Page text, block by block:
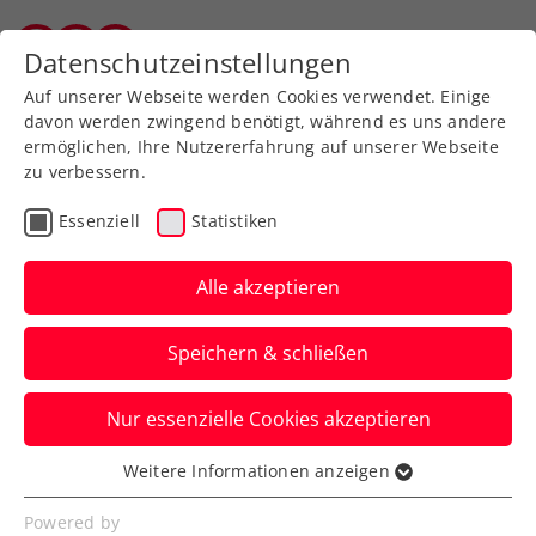
Zurück zur Newsübersicht
ITF Turniere
Alpstar Ladies Open
Vienna W75: ÖTV-Trio in
Wien im Achtelfinale
Sinja Kraus, Lilli Tagger und die 15-jährige
Anna Pircher gewinnen beim ITF-Turnier
ihre Auftaktmatches.
Verfasst von: Presseaussendung / Redaktion, 03.09.2025
Datenschutzeinstellungen
Auf unserer Webseite werden Cookies verwendet. Einige
davon werden zwingend benötigt, während es uns andere
ermöglichen, Ihre Nutzererfahrung auf unserer Webseite
zu verbessern.
Essenziell Statistiken
Alle akzeptieren
Speichern & schließen
Nur essenzielle Cookies akzeptieren
Essenziell
Essenzielle Cookies werden für grundlegende
Weitere Informationen anzeigen
Powered by